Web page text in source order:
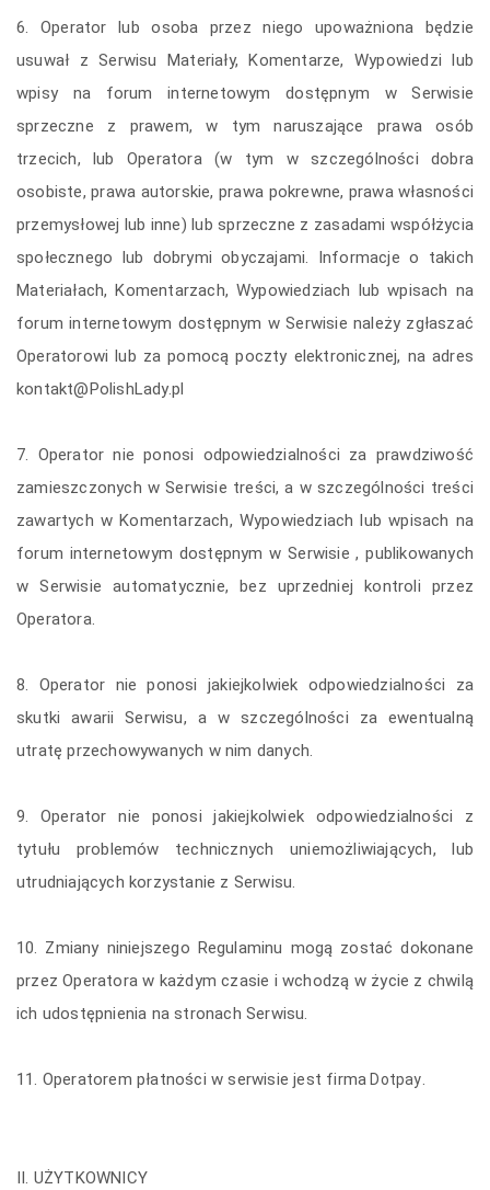
6. Operator lub osoba przez niego upoważniona będzie
usuwał z Serwisu Materiały, Komentarze, Wypowiedzi lub
wpisy na forum internetowym dostępnym w Serwisie
sprzeczne z prawem, w tym naruszające prawa osób
trzecich, lub Operatora (w tym w szczególności dobra
osobiste, prawa autorskie, prawa pokrewne, prawa własności
przemysłowej lub inne) lub sprzeczne z zasadami współżycia
społecznego lub dobrymi obyczajami. Informacje o takich
Materiałach, Komentarzach, Wypowiedziach lub wpisach na
forum internetowym dostępnym w Serwisie należy zgłaszać
Operatorowi lub za pomocą poczty elektronicznej, na adres
kontakt@PolishLady.pl
7. Operator nie ponosi odpowiedzialności za prawdziwość
zamieszczonych w Serwisie treści, a w szczególności treści
zawartych w Komentarzach, Wypowiedziach lub wpisach na
forum internetowym dostępnym w Serwisie , publikowanych
w Serwisie automatycznie, bez uprzedniej kontroli przez
Operatora.
8. Operator nie ponosi jakiejkolwiek odpowiedzialności za
skutki awarii Serwisu, a w szczególności za ewentualną
utratę przechowywanych w nim danych.
9. Operator nie ponosi jakiejkolwiek odpowiedzialności z
tytułu problemów technicznych uniemożliwiających, lub
utrudniających korzystanie z Serwisu.
10. Zmiany niniejszego Regulaminu mogą zostać dokonane
przez Operatora w każdym czasie i wchodzą w życie z chwilą
ich udostępnienia na stronach Serwisu.
11. Operatorem płatności w serwisie jest firma Dotpay.
II. UŻYTKOWNICY